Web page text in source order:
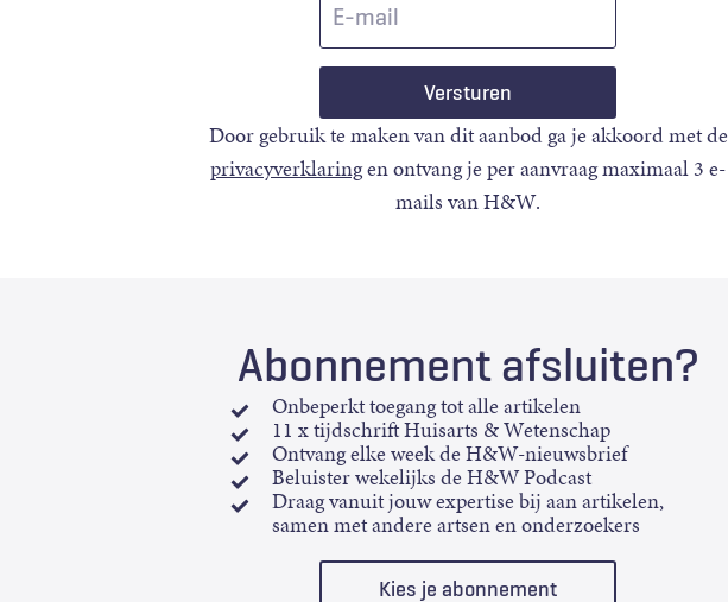
Door gebruik te maken van dit aanbod ga je akkoord met de
privacyverklaringen ontvang je per aanvraag maximaal 3 e-
mails van H&W.
Abonnement afsluiten?
Onbeperkt toegang tot alle artikelen
11 x tijdschrift Huisarts & Wetenschap
Ontvang elke week de H&W-nieuwsbrief
Beluister wekelijks de H&W Podcast
Draag vanuit jouw expertise bij aan artikelen,
samen met andere artsen en onderzoekers
Kies je abonnement